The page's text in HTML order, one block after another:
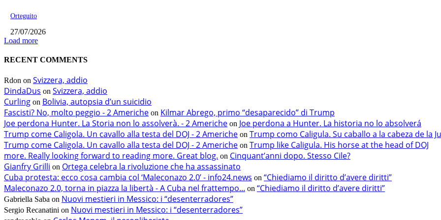
Orteguito
27/07/2026
Load more
RECENT COMMENTS
Rdon on Svizzera, addio
DindaDus on Svizzera, addio
Curling on Bolivia, autopsia d’un suicidio
Fascisti? No, molto peggio - 2 Americhe on Kilmar Abrego, primo “desaparecido” di Trump
Joe perdona Hunter. La Storia non lo assolverà. - 2 Americhe on Joe perdona a Hunter. La historia no lo absolverá
Trump come Caligola. Un cavallo alla testa del DOJ - 2 Americhe on Trump como Caligula. Su caballo a la cabeza de la
Trump come Caligola. Un cavallo alla testa del DOJ - 2 Americhe on Trump like Caligula. His horse at the head of DOJ
more. Really looking forward to reading more. Great blog. on Cinquant’anni dopo. Stesso Cile?
Gianfry Grilli on Ortega celebra la rivoluzione che ha assassinato
Cuba protesta: ecco cosa cambia col ‘Maleconazo 2.0’ - info24.news on “Chiediamo il diritto d’avere diritti”
Maleconazo 2.0, torna in piazza la libertà - A Cuba nel frattempo... on “Chiediamo il diritto d’avere diritti”
Gabriella Saba on Nuovi mestieri in Messico: i “desenterradores”
Sergio Recanatini on Nuovi mestieri in Messico: i “desenterradores”